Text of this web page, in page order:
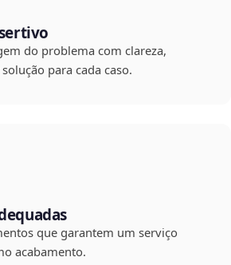
do problema com clareza,
para cada caso.
que garantem um serviço
acabamento.